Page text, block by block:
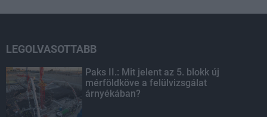
LEGOLVASOTTABB
Paks II.: Mit jelent az 5. blokk új
mérföldköve a felülvizsgálat
árnyékában?